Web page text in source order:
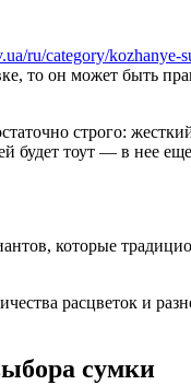
ru/category/kozhanye-
то он может быть
строго:
тоут — в нее
которые
расцветок и
сумки